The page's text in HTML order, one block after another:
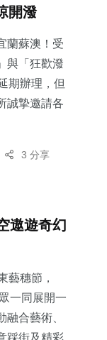
開潑
蘭蘇澳！受
與「狂歡潑
期辦理，但
誠摯邀請各
3 分享
遨遊奇幻
藝穗節，
一同展開一
合藝術、
踩街及精彩
2+